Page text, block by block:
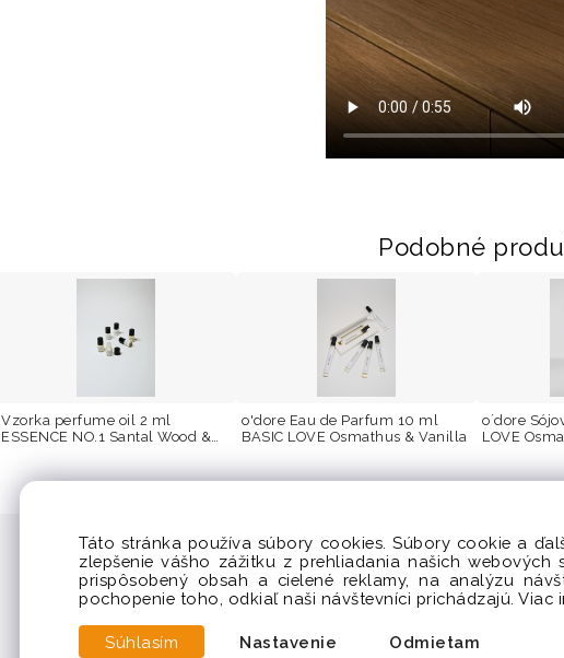
Podobné
Vzorka perfume oil 2 ml
ESSENCE NO.1 Santal Wood &
o'dore Eau de Parfum 10 ml
BASIC LOVE Osmathus & Vanilla
o´dore
LOVE
Táto stránka používa súbory cookies. Súbory cookie a
zlepšenie vášho zážitku z prehliadania našich
prispôsobený obsah a cielené reklamy, na analýzu
pochopenie toho, odkiaľ naši návštevníci prichádzajú. Viac
Súhlasím Nastavenie Odmietam